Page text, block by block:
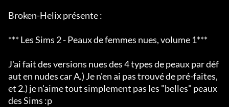
Broken-Helix présente :
*** Les Sims 2 - Peaux de femmes nues, volume 1***
J'ai fait des versions nues des 4 types de peaux par déf
aut en nudes car A.) Je n'en ai pas trouvé de pré-faites,
et 2.) je n'aime tout simplement pas les "belles" peaux
des Sims :p